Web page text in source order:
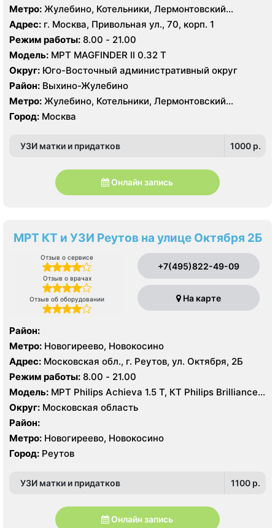
Метро: Жулебино, Котельники, Лермонтовский
проспект
Адрес: г. Москва, Привольная ул., 70, корп. 1
Режим работы: 8.00 - 21.00
Модель: МРТ MAGFINDER II 0.32 Т
Округ: Юго-Восточный административный округ
Район: Выхино-Жулебино
Метро: Жулебино, Котельники, Лермонтовский
проспект
Город: Москва
УЗИ матки и придатков 1000 p.
Онлайн запись
МРТ КТ и УЗИ Реутов на улице Октября 2Б
Отзыв о сервисе
Отзыв о врачах
Отзыв об оборудовании
+7(495)822-49-09
На карте
Район:
Метро: Новогиреево, Новокосино
Адрес: Московская обл., г. Реутов, ул. Октября, 2Б
Режим работы: 8.00 - 21.00
Модель: МРТ Philips Achieva 1.5 T, КТ Philips Brilliance
64 среза, УЗИ GE Vivid T8
Округ: Московская область
Район:
Метро: Новогиреево, Новокосино
Город: Реутов
УЗИ матки и придатков 1100 p.
Онлайн запись